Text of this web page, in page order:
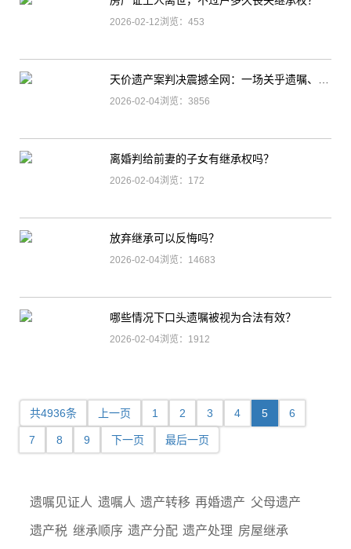
2026-02-12浏览：453
天价遗产案判决震撼全网：一场关乎遗嘱、监护与财产自由的终极普法！
2026-02-04浏览：3856
离婚判给前妻的子女有继承权吗？
2026-02-04浏览：172
放弃继承可以反悔吗？
2026-02-04浏览：14683
哪些情况下口头遗嘱被视为合法有效？
2026-02-04浏览：1912
共4936条 上一页 1 2 3 4 5 6
7 8 9 下一页 最后一页
遗嘱见证人 遗嘱人 遗产转移 再婚遗产 父母遗产
遗产税 继承顺序 遗产分配 遗产处理 房屋继承